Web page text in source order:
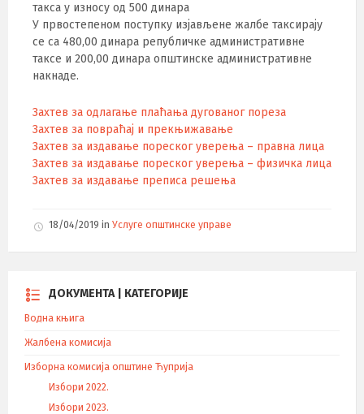
такса у износу од 500 динара
У првостепеном поступку изјављене жалбе таксирају
се са 480,00 динара републичке административне
таксе и 200,00 динара општинске административне
накнаде.
Захтев за одлагање плаћања дугованог пореза
Захтев за повраћај и прекњижавање
Захтев за издавање пореског уверења – правна лица
Захтев за издавање пореског уверења – физичка лица
Захтев за издавање преписа решења
18/04/2019 in Услуге општинске управе
ДОКУМЕНТА | КАТЕГОРИЈЕ
Водна књига
Жалбена комисија
Изборна комисија општине Ћуприја
Избори 2022.
Избори 2023.